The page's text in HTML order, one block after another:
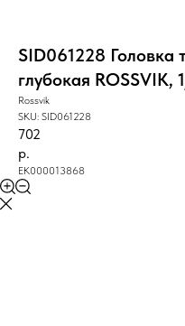
SID061228 Головка
глубокая ROSSVIK,
Rossvik
SKU: SID061228
702
р.
ЕК000013868